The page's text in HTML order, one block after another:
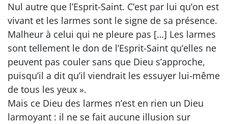
Nul autre que l’Esprit-Saint. C’est par lui qu’on est
vivant et les larmes sont le signe de sa présence.
Malheur à celui qui ne pleure pas […] Les larmes
sont tellement le don de l’Esprit-Saint qu’elles ne
peuvent pas couler sans que Dieu s’approche,
puisqu’il a dit qu’il viendrait les essuyer lui-même
de tous les yeux ».
Mais ce Dieu des larmes n’est en rien un Dieu
larmoyant : il ne se fait aucune illusion sur